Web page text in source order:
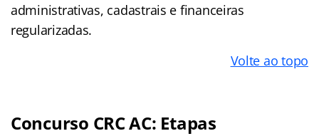
administrativas, cadastrais e financeiras
regularizadas.
Volte ao topo
Concurso CRC AC: Etapas